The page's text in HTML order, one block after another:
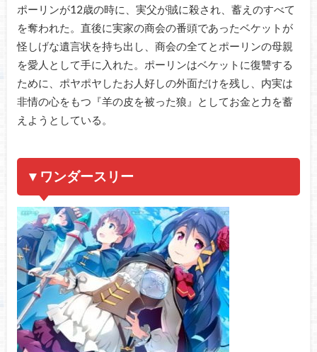
ポーリンが12歳の時に、実父が賊に殺され、蓄えのすべて
を奪われた。直後に実家の商会の番頭であったベケットが
怪しげな遺言状を持ち出し、商会の全てとポーリンの母親
を愛人として手に入れた。ポーリンはベケットに復讐する
ために、ポヤポヤしたお人好しの外面だけを残し、内実は
非情の心をもつ『羊の皮を被った狼』としてお金と力を蓄
えようとしている。
▼ワンダースリー